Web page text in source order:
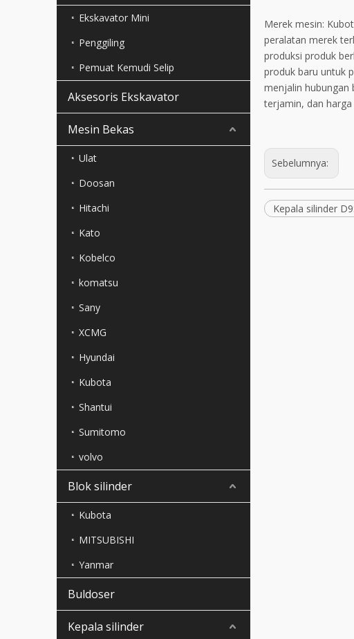
Ekskavator Mini
Penggiling
Pemuat Kemudi Selip
Aksesoris Ekskavator
Mesin Bekas
Ulat
Doosan
Hitachi
Kato
Kobelco
komatsu
Sany
XCMG
Hyundai
Kubota
Shantui
Sumitomo
volvo
Blok silinder
Kubota
MITSUBISHI
Yanmar
Buldoser
Kepala silinder
Merek mesin:
peralatan merek
produksi produk
produk baru untuk
menjalin hubungan
terjamin, dan
Sebelumnya:
Kepala silinder